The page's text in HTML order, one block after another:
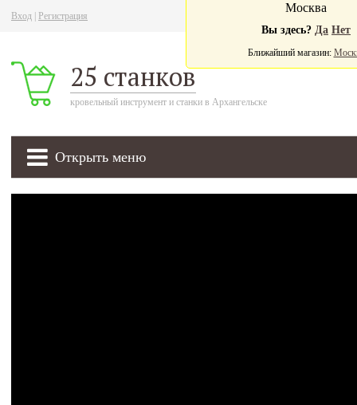
Вход Регистрация
25 станков
кровельный инструмент и станки в Архангельске
Открыть меню
Москва
Вы здесь? Да Нет
Ближайший магазин: